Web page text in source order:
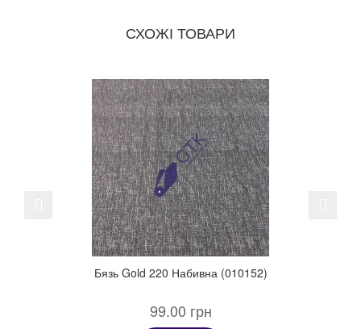
СХОЖІ ТОВАРИ
Бязь Gold 220 Набивна (010152)
99.00 грн
Previous